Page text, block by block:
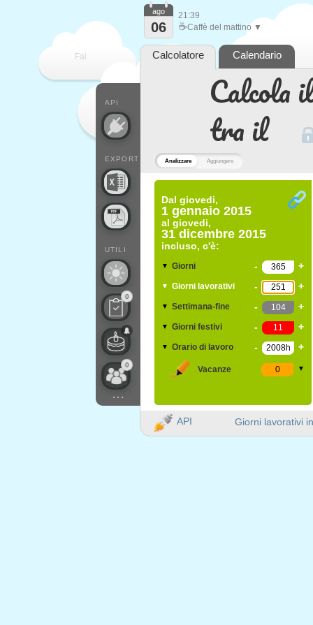
Analizzare Aggiungere
Calcola
tra il
Dal giovedi,
1 gennaio 2015
al giovedi,
31 dicembre 2015
incluso, c'è:
▼ Giorni - +
▼ Giorni lavorativi - +
▼ Settimana-fine - +
▼ Giorni festivi - +
▼ Orario di lavoro - +
Vacanze ▼
Fai
API
EXPORT
UTILI
0
0
...
ago
06
21:39
☕Caffè del mattino ▼
Calcolatore Calendario
Giorni lavorativi
API